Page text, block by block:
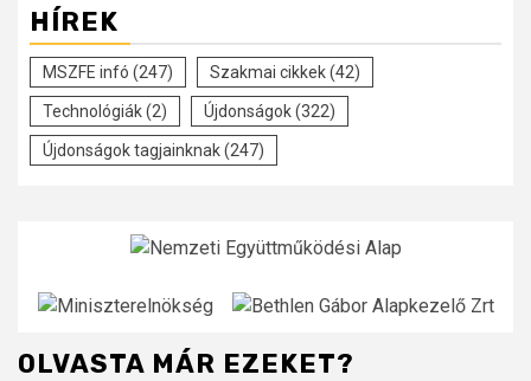
HÍREK
MSZFE infó (247) Szakmai cikkek(42)
Technológiák(2) Újdonságok(322)
Újdonságok tagjainknak(247)
OLVASTA MÁR EZEKET?